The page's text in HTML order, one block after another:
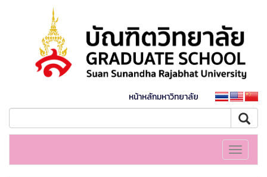
หน้าหลักมหาวิทยาลัย
Toggle